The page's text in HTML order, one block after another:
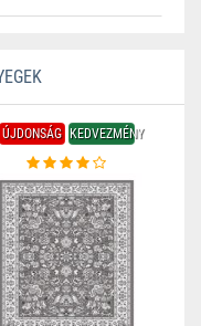
ÚJDONSÁG KEDVEZMÉNY